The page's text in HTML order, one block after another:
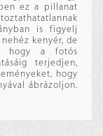
ez a pillanat
is figyelj
kenyér, de
hogy a fotós
terjedjen,
hogy
ábrázoljon.